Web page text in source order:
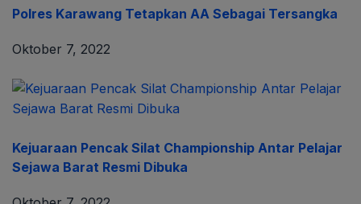
Polres Karawang Tetapkan AA Sebagai Tersangka
Oktober 7, 2022
Kejuaraan Pencak Silat Championship Antar Pelajar
Sejawa Barat Resmi Dibuka